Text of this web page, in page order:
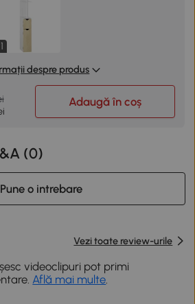
despre produs
Adaugă în coș
(0)
Pune o intrebare
Vezi toate review-urile
videoclipuri pot primi
Află mai multe